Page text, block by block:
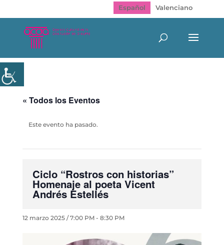
Español Valenciano
« Todos los Eventos
Este evento ha pasado.
Ciclo “Rostros con historias”
Homenaje al poeta Vicent
Andrés Estellés
12 marzo 2025 / 7:00 PM- 8:30 PM